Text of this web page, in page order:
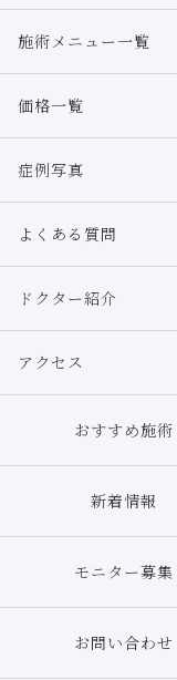
本院利用履歴の確認
の安全管理のために必
本院は、ダイレクトメ
ことがあります。委託
個人情報の第三者
かじめご本人の同意を
本院は、ご本人から自
個人情報の内容に誤り
ることが確認できない
当ウェブサイトではお
トであっても、本院の
そのようなサイトが独
施術メニュー一覧
価格一覧
症例写真
よくある質問
ドクター紹介
アクセス
おすすめ施術
新着情報
モニター募集
お問い合わせ